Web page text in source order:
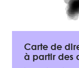
Carte de
à partir des